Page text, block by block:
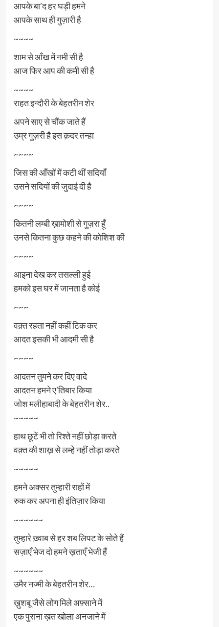
आपके बा’द हर घड़ी हमने
आपके साथ ही गुज़ारी है
~~~~
शाम से आँख में नमी सी है
आज फिर आप की कमी सी है
~~~~
राहत इन्दौरी के बेहतरीन शेर
अपने साए से चौंक जाते हैं
उम्र गुज़री है इस क़दर तन्हा
~~~~
जिस की आँखों में कटी थीं सदियाँ
उसने सदियों की जुदाई दी है
~~~~
कितनी लम्बी ख़ामोशी से गुज़रा हूँ
उनसे कितना कुछ कहने की कोशिश की
~~~~
आइना देख कर तसल्ली हुई
हमको इस घर में जानता है कोई
~~~
वक़्त रहता नहीं कहीं टिक कर
आदत इसकी भी आदमी सी है
~~~~
आदतन तुमने कर दिए वादे
आदतन हमने ए’तिबार किया
जोश मलीहाबादी के बेहतरीन शेर..
~~~~~
हाथ छूटें भी तो रिश्ते नहीं छोड़ा करते
वक़्त की शाख़ से लम्हे नहीं तोड़ा करते
~~~~~
हमने अक्सर तुम्हारी राहों में
रुक कर अपना ही इंतिज़ार किया
~~~~~~
तुम्हारे ख़्वाब से हर शब लिपट के सोते हैं
सज़ाएँ भेज दो हमने ख़ताएँ भेजी हैं
~~~~~~
उमैर नज्मी के बेहतरीन शेर…
ख़ुशबू जैसे लोग मिले अफ़्साने में
एक पुराना ख़त खोला अनजाने में